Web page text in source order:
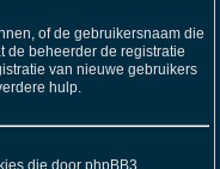
of de gebruikersnaam die
de beheerder de registratie
van nieuwe gebruikers
hulp.
die door phpBB3